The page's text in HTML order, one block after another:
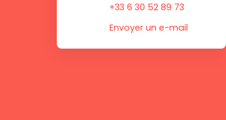
+33 6 30 52 89 73
Envoyer un e-mail